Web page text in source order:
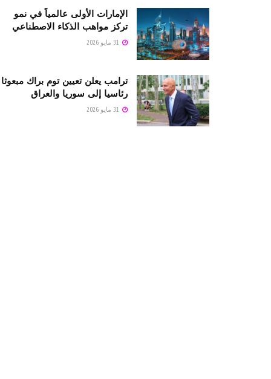
الإمارات الأولى عالمياً في نمو
تركز مواهب الذكاء الاصطناعي
ترامب يعلن تعيين توم براك مبعوثا
رئاسيا إلى سوريا والعراق